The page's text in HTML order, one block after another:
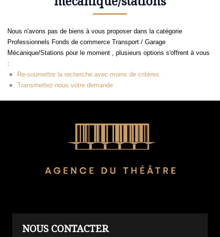
Créer une alerte
Nous n'avons pas de biens à vous proposer dans la catégorie
Professionnels Fonds de commerce Transport / Garage
Mécanique/Stations pour le moment , plusieurs options s'offrent à vous
:
Re-soumettre la recherche avec moins de critères.
Transmettez-nous votre demande
L'AGENCE